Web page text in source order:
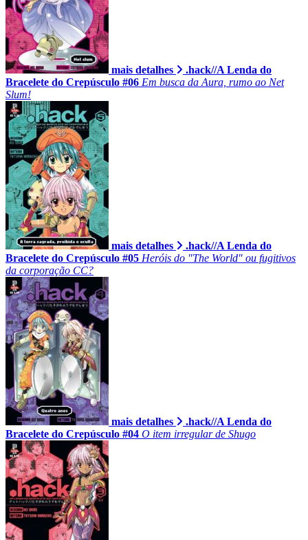
mais detalhes
.hack//A Lenda do
Bracelete do Crepúsculo #06 Em busca da Aura, rumo ao Net
Slum!
mais detalhes
.hack//A Lenda do
Bracelete do Crepúsculo #05 Heróis do "The World" ou fugitivos
da corporação CC?
mais detalhes
.hack//A Lenda do
Bracelete do Crepúsculo #04 O item irregular de Shugo